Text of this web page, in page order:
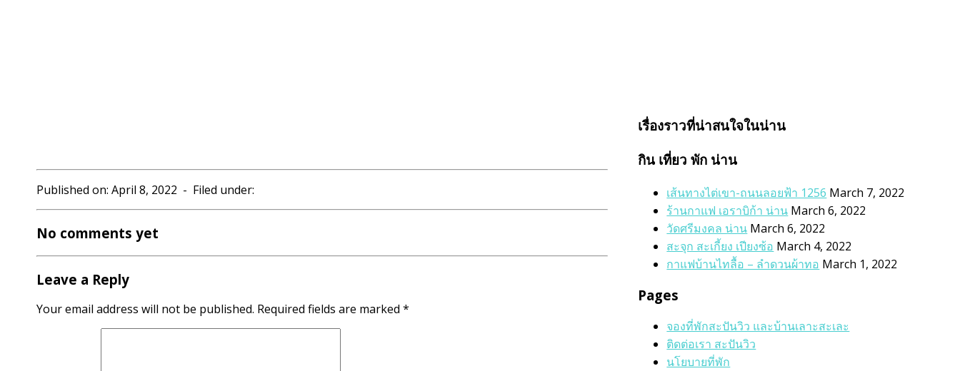
Published on: April 8, 2022 - Filed under:
No comments yet
Leave a Reply
Your email address will not be published. Required fields are marked *
เรื่องราวที่น่าสนใจในน่าน
กิน เที่ยว พัก น่าน
เส้นทางไต่เขา-ถนนลอยฟ้า 1256 March 7, 2022
ร้านกาแฟ เอราบิก้า น่าน March 6, 2022
วัดศรีมงคล น่าน March 6, 2022
สะจุก สะเกี้ยง เปียงซ้อ March 4, 2022
กาแฟบ้านไทลื้อ – ลำดวนผ้าทอ March 1, 2022
Pages
จองที่พักสะปันวิว และบ้านเลาะสะเละ
ติดต่อเรา สะปันวิว
นโยบายที่พัก